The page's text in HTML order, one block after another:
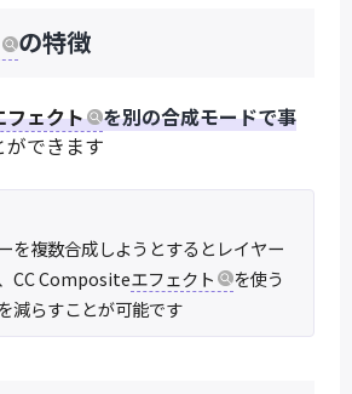
の特徴
フェクト
を別の合成モードで事
ができます
を複数合成しようとするとレイヤー
CC Compositeエフェクト
を使う
減らすことが可能です